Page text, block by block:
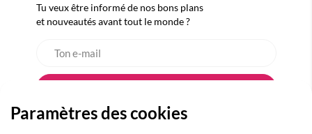
Tu veux être informé de nos bons plans
et nouveautés avant tout le monde ?
Paramètres des cookies